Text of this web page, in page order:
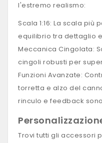
l'estremo realismo:
Scala 1:16: La scala
equilibrio tra dettaglio
Meccanica Cingolata:
cingoli robusti per
Funzioni Avanzate:
torretta e alzo del
rinculo e feedback
Trovi tutti gli accessori